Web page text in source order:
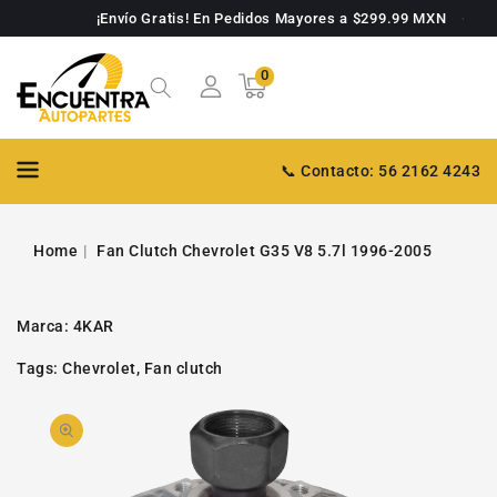
¡Envío Gratis! En Pedidos Mayores a $299.99 MXN
Carrito
00
artículos
📞 Contacto: 56 2162 4243
Home Fan Clutch Chevrolet G35 V8 5.7l 1996-2005
Marca: 4KAR
Tags: Chevrolet, Fan clutch
INFORMACIÓN
DE PRODUCTO
video
1
galería